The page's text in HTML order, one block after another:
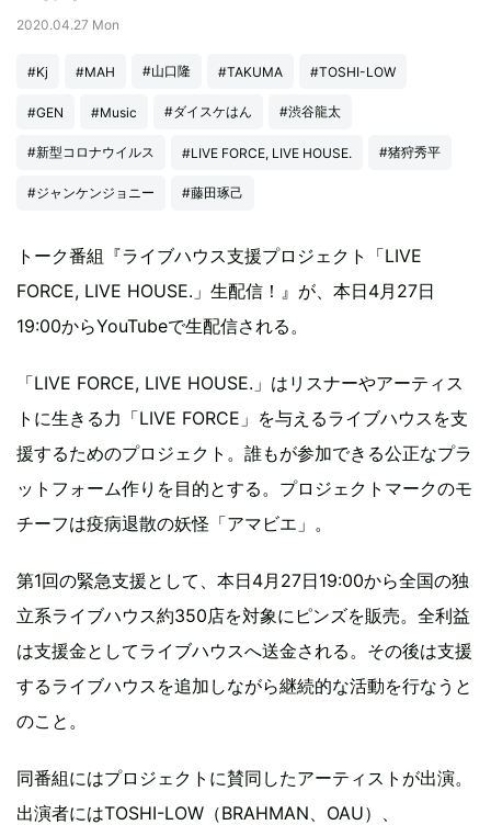
2020.04.27 Mon
#Kj #MAH #山口隆 #TAKUMA #TOSHI-LOW
#GEN #Music #ダイスケはん #渋谷龍太
#新型コロナウイルス #LIVE FORCE, LIVE HOUSE. #猪狩秀平
#ジャンケンジョニー #藤田琢己
トーク番組『ライブハウス支援プロジェクト「LIVE
FORCE, LIVE HOUSE.」生配信！』が、本日4月27日
19:00からYouTubeで生配信される。
「LIVE FORCE, LIVE HOUSE.」はリスナーやアーティス
トに生きる力「LIVE FORCE」を与えるライブハウスを支
援するためのプロジェクト。誰もが参加できる公正なプラ
ットフォーム作りを目的とする。プロジェクトマークのモ
チーフは疫病退散の妖怪「アマビエ」。
第1回の緊急支援として、本日4月27日19:00から全国の独
立系ライブハウス約350店を対象にピンズを販売。全利益
は支援金としてライブハウスへ送金される。その後は支援
するライブハウスを追加しながら継続的な活動を行なうと
のこと。
同番組にはプロジェクトに賛同したアーティストが出演。
出演者にはTOSHI-LOW（BRAHMAN、OAU）、